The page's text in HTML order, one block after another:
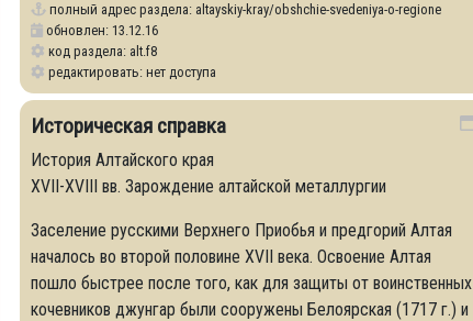
полный адрес раздела: altayskiy-kray/obshchie-svedeniya-o-regione
обновлен: 13.12.16
код раздела: alt.f8
редактировать: нет доступа
Историческая справка
История Алтайского края
XVII-XVIII вв. Зарождение алтайской металлургии
Заселение русскими Верхнего Приобья и предгорий Алтая
началось во второй половине ХVII века. Освоение Алтая
пошло быстрее после того, как для защиты от воинственных
кочевников джунгар были сооружены Белоярская (1717 г.) и